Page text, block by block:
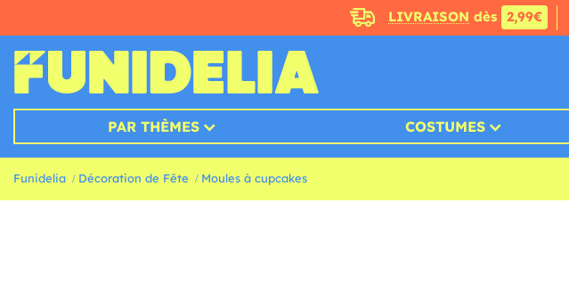
LIVRAISON dès 2,99€
PAR THÈMES COSTUMES
Funidelia Décoration de Fête Moules à cupcakes